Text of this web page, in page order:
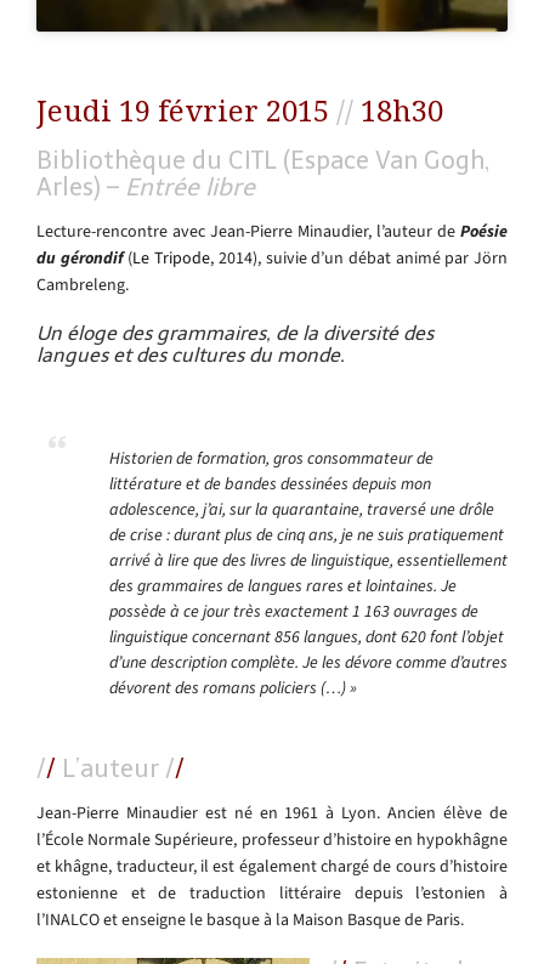
Jeudi 19 février 2015 // 18h30
Bibliothèque du CITL (Espace Van Gogh,
Arles) – Entrée libre
Lecture-rencontre avec Jean-Pierre Minaudier, l’auteur de Poésie
du gérondif(Le Tripode, 2014), suivie d’un débat animé par Jörn
Cambreleng.
Un éloge des grammaires, de la diversité des
langues et des cultures du monde.
Historien de formation, gros consommateur de
littérature et de bandes dessinées depuis mon
adolescence, j’ai, sur la quarantaine, traversé une drôle
de crise : durant plus de cinq ans, je ne suis pratiquement
arrivé à lire que des livres de linguistique, essentiellement
des grammaires de langues rares et lointaines. Je
possède à ce jour très exactement 1 163 ouvrages de
linguistique concernant 856 langues, dont 620 font l’objet
d’une description complète. Je les dévore comme d’autres
dévorent des romans policiers (…) »
// L’auteur //
Jean-Pierre Minaudier est né en 1961 à Lyon. Ancien élève de
l’École Normale Supérieure, professeur d’histoire en hypokhâgne
et khâgne, traducteur, il est également chargé de cours d’histoire
estonienne et de traduction littéraire depuis l’estonien à
l’INALCO et enseigne le basque à la Maison Basque de Paris.